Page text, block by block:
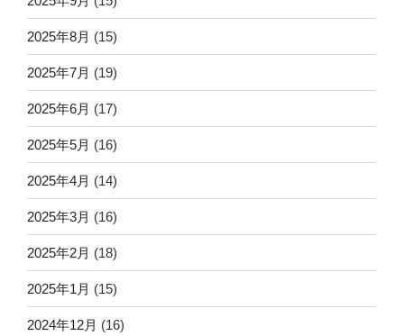
2025年8月 (15)
2025年7月 (19)
2025年6月 (17)
2025年5月 (16)
2025年4月 (14)
2025年3月 (16)
2025年2月 (18)
2025年1月 (15)
2024年12月 (16)